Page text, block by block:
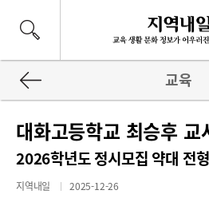
교육
대화고등학교 최승후 교
2026학년도 정시모집 약대 전
지역내일 2025-12-26